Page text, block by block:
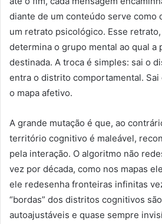
diante de um conteúdo serve como
um retrato psicológico. Esse
determina o grupo mental ao qual a
destinada. A troca é simples: sai o
entra o distrito comportamental.
o mapa afetivo.
A grande mutação é que, ao
território cognitivo é maleável,
pela interação. O algoritmo não
vez por década, como nos mapas
ele redesenha fronteiras infinitas
“bordas” dos distritos cognitivos
autoajustáveis e quase sempre